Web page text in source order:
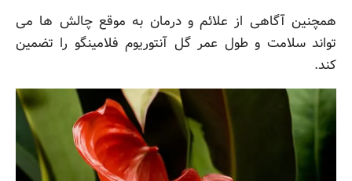
همچنین آگاهی از علائم و درمان به موقع چالش ها می
تواند سلامت و طول عمر گل آنتوریوم فلامینگو را تضمین
کند.